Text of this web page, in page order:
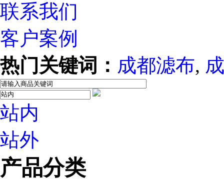
联系我们
客户案例
热门关键词： 成都滤布,
站内
站外
产品分类